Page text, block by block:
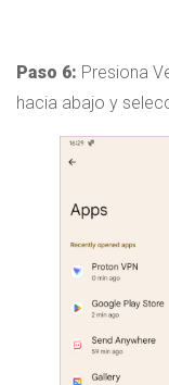
Paso 6: Presiona
hacia abajo y